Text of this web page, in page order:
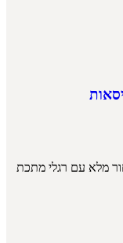
מלא עם רגלי מתכת